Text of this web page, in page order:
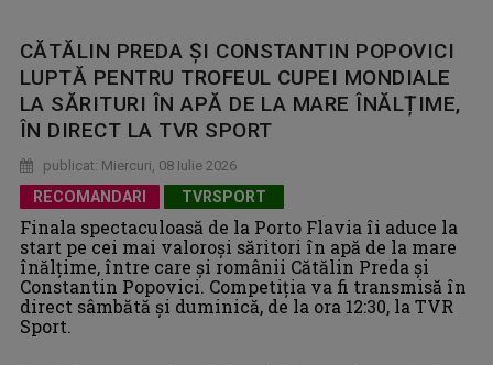
CĂTĂLIN PREDA ȘI CONSTANTIN POPOVICI
LUPTĂ PENTRU TROFEUL CUPEI MONDIALE
LA SĂRITURI ÎN APĂ DE LA MARE ÎNĂLȚIME,
ÎN DIRECT LA TVR SPORT
publicat: Miercuri, 08 Iulie 2026
RECOMANDARI TVRSPORT
Finala spectaculoasă de la Porto Flavia îi aduce la
start pe cei mai valoroși săritori în apă de la mare
înălțime, între care și românii Cătălin Preda și
Constantin Popovici. Competiția va fi transmisă în
direct sâmbătă și duminică, de la ora 12:30, la TVR
Sport.